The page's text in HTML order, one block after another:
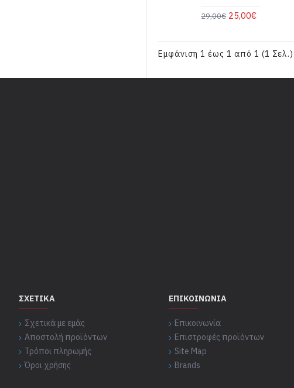
29,00€ 25,00€
Εμφάνιση 1 έως 1 από 1 (1 Σελ.)
ΣΧΕΤΙΚΆ
Σχετικά με εμάς
Αποστολή προϊόντων
Τρόποι πληρωμής
Όροι χρήσης
ΕΠΙΚΟΙΝΩΝΊΑ
Επικοινωνία
Επιστροφές προϊόντων
Site Map
Brands